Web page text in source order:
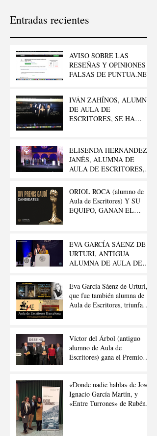
Entradas recientes
AVISO SOBRE LAS
RESEÑAS Y OPINIONES
FALSAS DE PUNTUA.NET
IVÁN ZAHÍNOS, ALUMNO
DE AULA DE
ESCRITORES, SE HA
DOCUMENTAL”
ELISENDA HERNÁNDEZ
JANÉS, ALUMNA DE
AULA DE ESCRITORES,
LITERARIO FELIPE
TRIGO
ORIOL ROCA (alumno de
Aula de Escritores) Y SU
EQUIPO, GANAN EL
EVA GARCÍA SÁENZ DE
URTURI, ANTIGUA
ALUMNA DE AULA DE
«PREMIO PLANETA 2020»
Eva García Sáenz de Urturi,
que fue también alumna de
Aula de Escritores, triunfa
Víctor del Árbol (antiguo
alumno de Aula de
Escritores) gana el Premio
«Donde nadie habla» de José
Ignacio García Martín, y
«Entre Turrones» de Rubén